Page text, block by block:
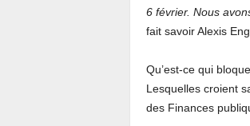
6 février. Nous
fait savoir Alexis
Qu’est-ce qui
Lesquelles croient
des Finances